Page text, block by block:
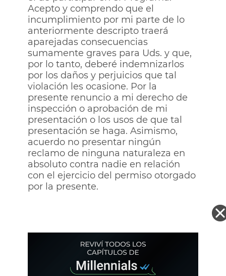
Acepto y comprendo que el
incumplimiento por mi parte de lo
anteriormente descripto traerá
aparejadas consecuencias
sumamente graves para Uds. y que,
por lo tanto, deberé indemnizarlos
por los daños y perjuicios que tal
violación les ocasione. Por la
presente renuncio a mi derecho de
inspección o aprobación de mi
presentación o los usos de que tal
presentación se haga. Asimismo,
acuerdo no presentar ningún
reclamo de ninguna naturaleza en
absoluto contra nadie en relación
con el ejercicio del permiso otorgado
por la presente.